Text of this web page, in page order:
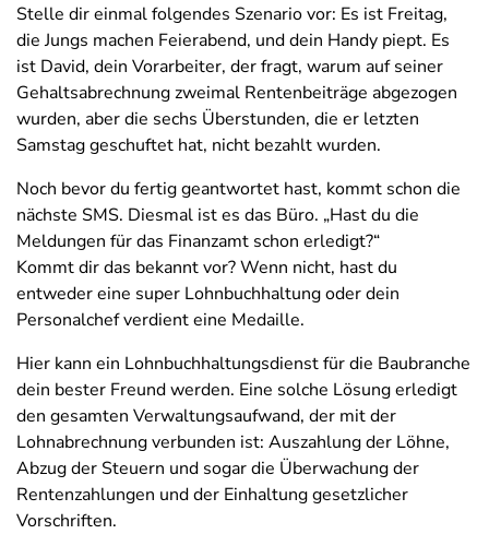
Stelle dir einmal folgendes Szenario vor: Es ist Freitag,
die Jungs machen Feierabend, und dein Handy piept. Es
ist David, dein Vorarbeiter, der fragt, warum auf seiner
Gehaltsabrechnung zweimal Rentenbeiträge abgezogen
wurden, aber die sechs Überstunden, die er letzten
Samstag geschuftet hat, nicht bezahlt wurden.
Noch bevor du fertig geantwortet hast, kommt schon die
nächste SMS. Diesmal ist es das Büro. „Hast du die
Meldungen für das Finanzamt schon erledigt?“
Kommt dir das bekannt vor? Wenn nicht, hast du
entweder eine super Lohnbuchhaltung oder dein
Personalchef verdient eine Medaille.
Hier kann ein Lohnbuchhaltungsdienst für die Baubranche
dein bester Freund werden. Eine solche Lösung erledigt
den gesamten Verwaltungsaufwand, der mit der
Lohnabrechnung verbunden ist: Auszahlung der Löhne,
Abzug der Steuern und sogar die Überwachung der
Rentenzahlungen und der Einhaltung gesetzlicher
Vorschriften.